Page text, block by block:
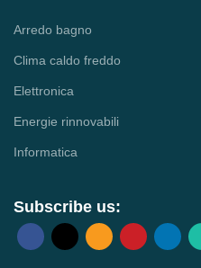
Arredo bagno
Clima caldo freddo
Elettronica
Energie rinnovabili
Informatica
Subscribe us: